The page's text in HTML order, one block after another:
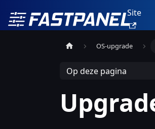
Site
OS-upgrade
Op deze pagina